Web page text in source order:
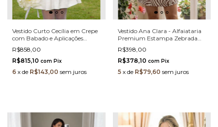
Vestido Curto Cecília em Crepe
com Babado e Aplicações
Florais
R$858,00
R$815,10 com Pix
6 x de R$143,00 sem juros
Vestido Ana Clara - Alfaiataria
Premium Estampa Zebrada
Marrom com Cinto
R$398,00
R$378,10 com Pix
5 x de R$79,60 sem juros